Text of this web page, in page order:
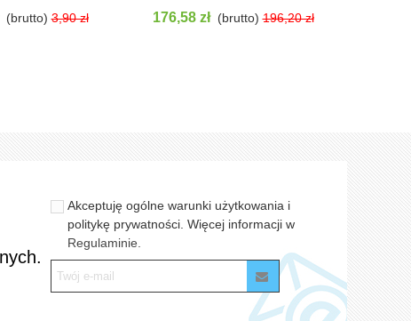
Czarna
(brutto) 3,90 zł
Czarna, IP44, 16A, 230V, 25
Sztuk
176,58 zł (brutto) 196,20 zł
Akceptuję ogólne warunki użytkowania i
politykę prywatności. Więcej informacji w
Regulaminie.